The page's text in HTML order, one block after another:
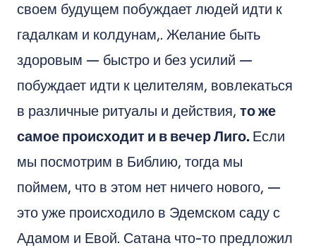
своем будущем побуждает людей идти к
гадалкам и колдунам,. Желание быть
здоровым — быстро и без усилий —
побуждает идти к целителям, вовлекаться
в различные ритуалы и действия, то же
самое происходит и в вечер Лиго. Если
мы посмотрим в Библию, тогда мы
поймем, что в этом нет ничего нового, —
это уже происходило в Эдемском саду с
Адамом и Евой. Сатана что-то предложил